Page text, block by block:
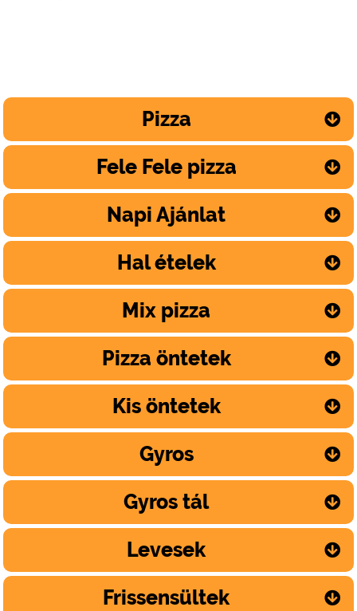
Pizza
Fele Fele pizza
Napi Ajánlat
Hal ételek
Mix pizza
Pizza öntetek
Kis öntetek
Gyros
Gyros tál
Levesek
Frissensültek